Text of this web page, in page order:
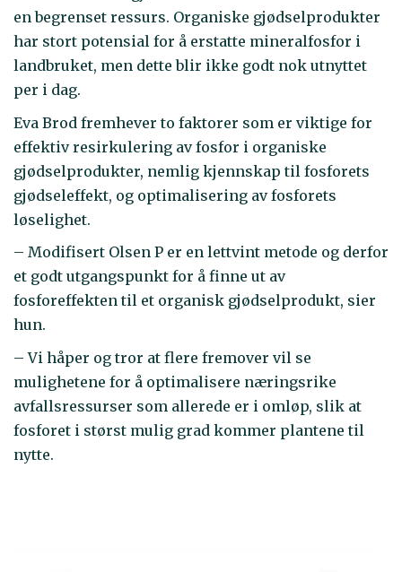
en begrenset ressurs. Organiske gjødselprodukter
har stort potensial for å erstatte mineralfosfor i
landbruket, men dette blir ikke godt nok utnyttet
per i dag.
Eva Brod fremhever to faktorer som er viktige for
effektiv resirkulering av fosfor i organiske
gjødselprodukter, nemlig kjennskap til fosforets
gjødseleffekt, og optimalisering av fosforets
løselighet.
– Modifisert Olsen P er en lettvint metode og derfor
et godt utgangspunkt for å finne ut av
fosforeffekten til et organisk gjødselprodukt, sier
hun.
– Vi håper og tror at flere fremover vil se
mulighetene for å optimalisere næringsrike
avfallsressurser som allerede er i omløp, slik at
fosforet i størst mulig grad kommer plantene til
nytte.